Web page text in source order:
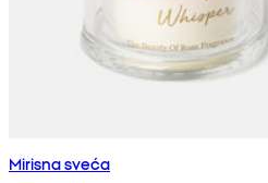
Mirisna sveća